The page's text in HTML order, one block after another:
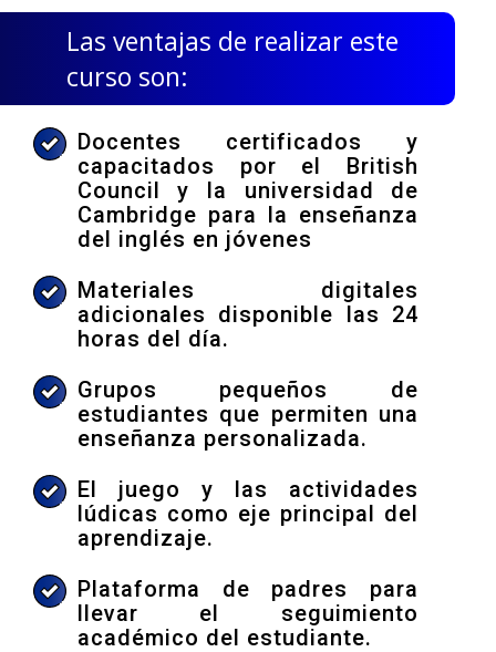
Las ventajas de realizar este
curso son:
Docentes certificados y
capacitados por el British
Council y la universidad de
Cambridge para la enseñanza
del inglés en jóvenes
Materiales digitales
adicionales disponible las 24
horas del día.
Grupos pequeños de
estudiantes que permiten una
enseñanza personalizada.
El juego y las actividades
lúdicas como eje principal del
aprendizaje.
Plataforma de padres para
llevar el seguimiento
académico del estudiante.